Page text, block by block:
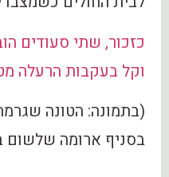
כזכור, שתי סעודים
וקל בעקבות הרעלה
(בתמונה: הטונה
בסניף ארומה שלשום